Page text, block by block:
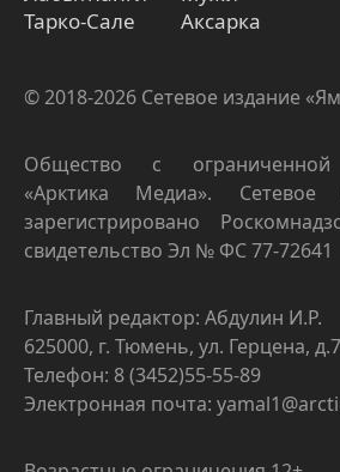
Тарко-Сале
Аксарка
© 2018-2026 Сетевое издание
Общество с ограниченной
«Арктика Медиа». Сетевое
зарегистрировано
свидетельство Эл № ФС 77-72641
Главный редактор: Абдулин И.Р.
625000, г. Тюмень, ул. Герцена,
Телефон: 8 (3452)55-55-89
Электронная почта: